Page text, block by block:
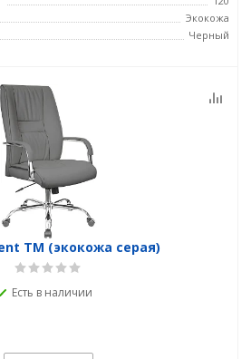
Экокожа
Черный
TM (экокожа серая)
Есть в наличии